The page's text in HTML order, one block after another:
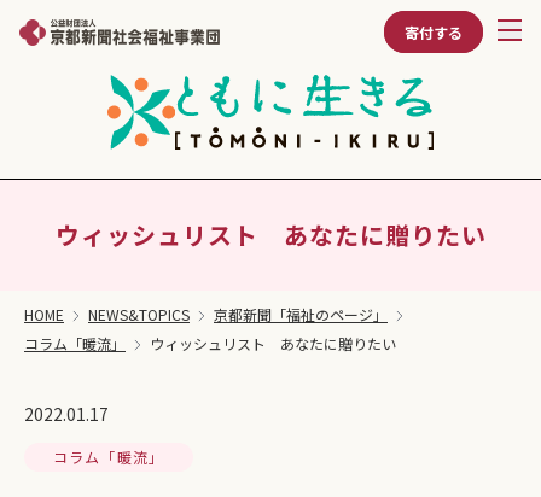
寄付する
ウィッシュリスト あなたに贈りたい
HOME NEWS&TOPICS
京都新聞「福祉のページ」
コラム「暖流」
ウィッシュリスト あなたに贈りたい
2022.01.17
コラム「暖流」